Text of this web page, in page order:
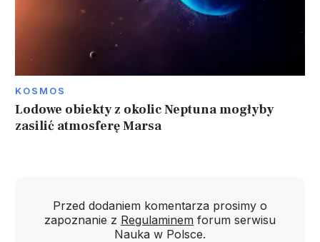
KOSMOS
Lodowe obiekty z okolic Neptuna mogłyby
zasilić atmosferę Marsa
Przed dodaniem komentarza prosimy o
zapoznanie z Regulaminem forum serwisu
Nauka w Polsce.